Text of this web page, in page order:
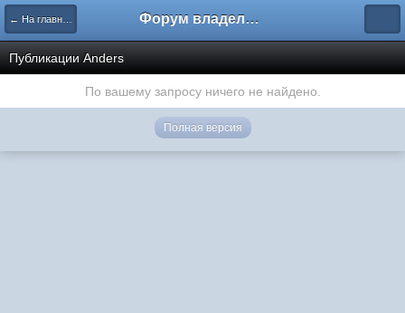
← На главную Форум владельцев интернет-магазинов
Публикации Anders
По вашему запросу ничего не найдено.
Полная версия